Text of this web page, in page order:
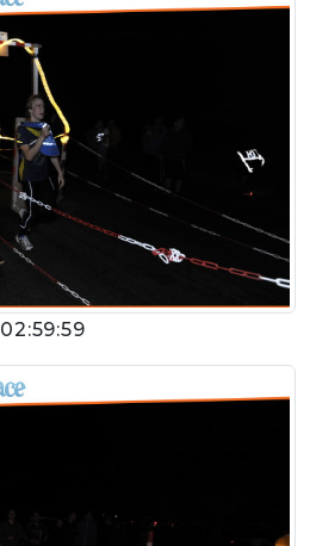
02:59:59